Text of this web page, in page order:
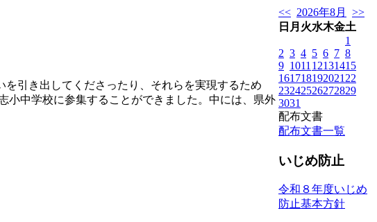
引き出してくださったり、それらを実現するため
小中学校に参集することができました。中には、県外
<< 2026年8月
>>
日 月 火水木金土
1
2 3 4 5 6 7 8
9 1011 12131415
161718192021 22
23242526272829
3031
配布文書
配布文書一覧
いじめ防止
令和８年度いじめ
防止基本方針